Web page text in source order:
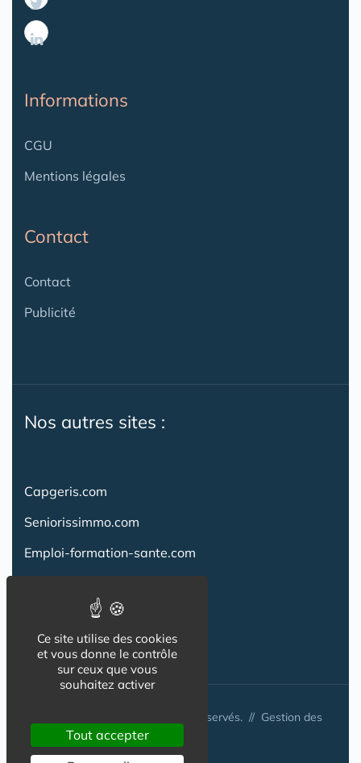
Informations
CGU
Mentions légales
Contact
Contact
Publicité
Nos autres sites :
Capgeris.com
Seniorissimmo.com
Emploi-formation-sante.com
Creche-et-naissance.com
Co-Living & Co-Working
© Australis 2026 - Tous droits réservés. // Gestion des
Ce site utilise des cookies
et vous donne le contrôle
sur ceux que vous
souhaitez activer
Tout accepter